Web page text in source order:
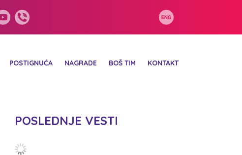
POSTIGNUĆA NAGRADE BOŠ TIM KONTAKT
POSLEDNJE VESTI